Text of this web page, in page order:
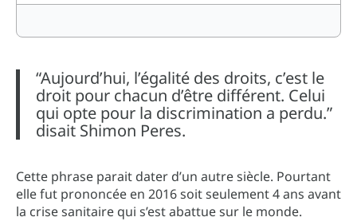
“Aujourd’hui, l’égalité des droits, c’est le
droit pour chacun d’être différent. Celui
qui opte pour la discrimination a perdu.”
disait Shimon Peres.
Cette phrase parait dater d’un autre siècle. Pourtant
elle fut prononcée en 2016 soit seulement 4 ans avant
la crise sanitaire qui s’est abattue sur le monde.